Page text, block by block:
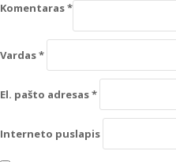
Komentaras*
Vardas*
El. pašto adresas*
Interneto puslapis